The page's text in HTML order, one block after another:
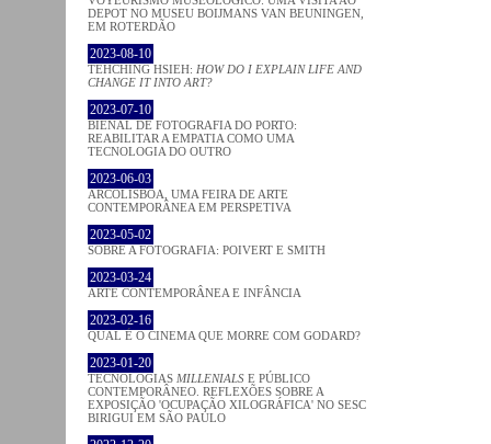
DEPOT NO MUSEU BOIJMANS VAN BEUNINGEN,
EM ROTERDÃO
2023-08-10
TEHCHING HSIEH: HOW DO I EXPLAIN LIFE AND
CHANGE IT INTO ART?
2023-07-10
BIENAL DE FOTOGRAFIA DO PORTO:
REABILITAR A EMPATIA COMO UMA
TECNOLOGIA DO OUTRO
2023-06-03
ARCOLISBOA, UMA FEIRA DE ARTE
CONTEMPORÂNEA EM PERSPETIVA
2023-05-02
SOBRE A FOTOGRAFIA: POIVERT E SMITH
2023-03-24
ARTE CONTEMPORÂNEA E INFÂNCIA
2023-02-16
QUAL É O CINEMA QUE MORRE COM GODARD?
2023-01-20
TECNOLOGIAS MILLENIALS E PÚBLICO
CONTEMPORÂNEO. REFLEXÕES SOBRE A
EXPOSIÇÃO 'OCUPAÇÃO XILOGRÁFICA' NO SESC
BIRIGUI EM SÃO PAULO